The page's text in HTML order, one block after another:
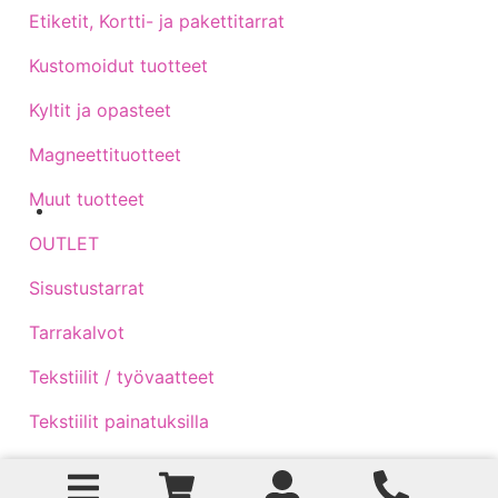
Sijainti kartalla
Etiketit, Kortti- ja pakettitarrat
Kustomoidut tuotteet
Kyltit ja opasteet
Magneettituotteet
Muut tuotteet
OUTLET
Sisustustarrat
Tarrakalvot
Tekstiilit / työvaatteet
Tekstiilit painatuksilla